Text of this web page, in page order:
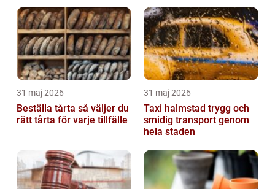
31 maj 2026
Beställa tårta så väljer du
rätt tårta för varje tillfälle
31 maj 2026
Taxi halmstad trygg och
smidig transport genom
hela staden